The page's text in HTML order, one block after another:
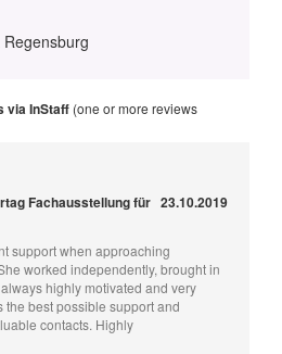
via InStaff (one or more reviews
Fachausstellung für 23.10.2019
support when approaching
worked independently, brought in
highly motivated and very
best possible support and
contacts. Highly